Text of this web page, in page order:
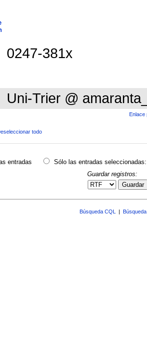
0247-381x
Uni-Trier @
Enlace
todo
entradas
Sólo las entradas seleccionadas:
Guardar registros:
Guardar
Búsqueda CQL